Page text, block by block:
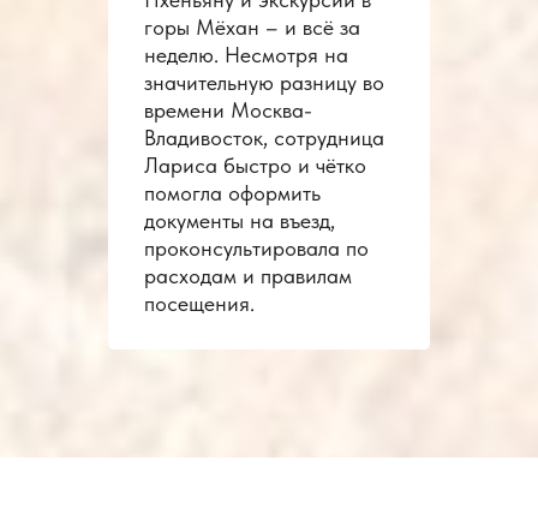
горы Мёхан – и всё за
неделю. Несмотря на
значительную разницу во
времени Москва-
Владивосток, сотрудница
Лариса быстро и чётко
помогла оформить
документы на въезд,
проконсультировала по
расходам и правилам
посещения.